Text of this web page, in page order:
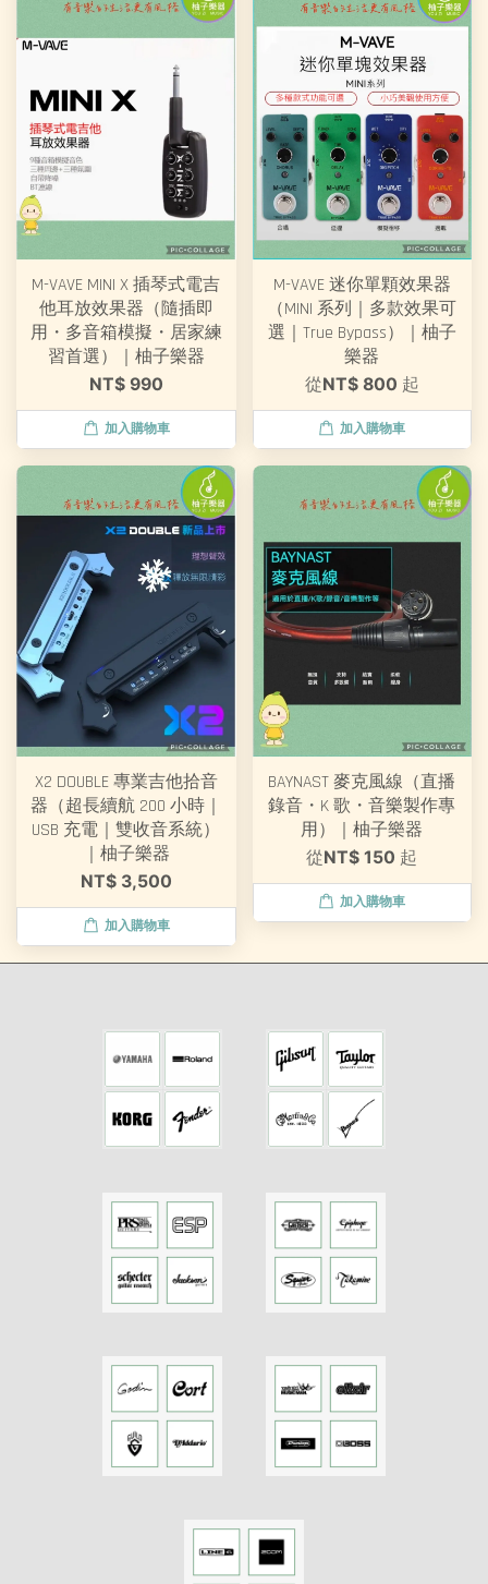
M-VAVE MINI X 插琴式電吉
他耳放效果器（隨插即
用・多音箱模擬・居家練
習首選）｜柚子樂器
NT$ 990
加入購物車
M-VAVE 迷你單顆效果器
（MINI 系列｜多款效果可
選｜True Bypass）｜柚子
樂器
從NT$ 800 起
加入購物車
X2 DOUBLE 專業吉他拾音
器（超長續航 200 小時｜
USB 充電｜雙收音系統）
｜柚子樂器
NT$ 3,500
加入購物車
BAYNAST 麥克風線（直播
錄音・K 歌・音樂製作專
用）｜柚子樂器
從NT$ 150 起
加入購物車